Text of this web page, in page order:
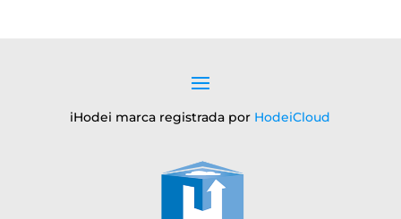
iHodei marca registrada por HodeiCloud